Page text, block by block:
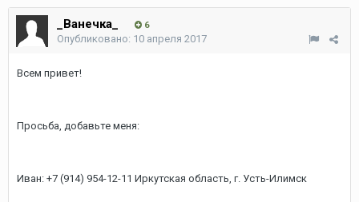
_Ванечка_ 6
Опубликовано: 10 апреля 2017
Всем привет!
Просьба, добавьте меня:
Иван: +7 (914) 954-12-11 Иркутская область, г. Усть-Илимск